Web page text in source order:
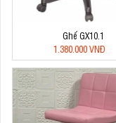
Ghế GX10.1
1.380.000 VNĐ